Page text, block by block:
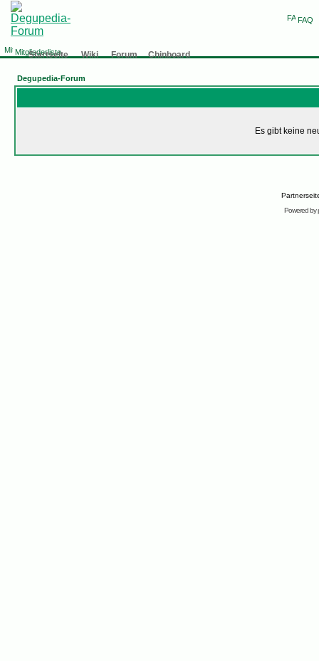
FAQ
Mitgliederliste
Startseite Wiki Forum Chinboard
Degupedia-Forum
Es gibt keine
Powered by